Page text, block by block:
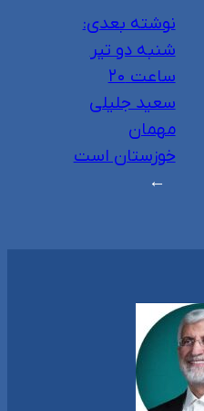
نوشته بعدی:
شنبه دو تیر
ساعت ۲۰
سعید جلیلی
مهمان
خوزستان است
→